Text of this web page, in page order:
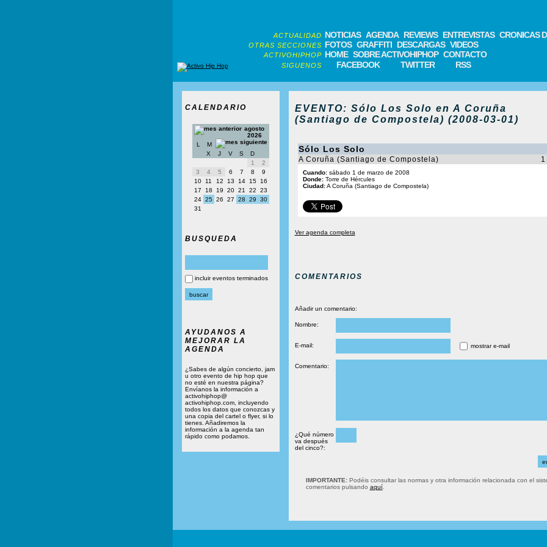
ACTUALIDAD NOTICIAS AGENDA REVIEWS ENTREVISTAS CRONICAS
OTRAS SECCIONES FOTOS GRAFFITI DESCARGAS VIDEOS
ACTIVOHIPHOP HOME SOBRE ACTIVOHIPHOP CONTACTO
SIGUENOS FACEBOOK TWITTER RSS
CALENDARIO
agosto
2026
L
M
X
J V S
D
1
2
3
4 5 6 7 8
9
10
11 12 13 14 15
16
17
18 19 20 21 22
23
24 25 26 27 28 29
30
31
BUSQUEDA
incluir eventos terminados
AYUDANOS A
MEJORAR LA
AGENDA
¿Sabes de algún concierto, jam
u otro evento de hip hop que
no esté en nuestra página?
Envíanos la información a
activohiphop@
activohiphop.com, incluyendo
todos los datos que conozcas y
una copia del cartel o flyer, si lo
tienes. Añadiremos la
información a la agenda tan
rápido como podamos.
EVENTO: Sólo Los Solo en A Coruña
(Santiago de Compostela) (2008-03-01)
Sólo Los Solo
A Coruña (Santiago de Compostela)
Cuando:sábado 1 de marzo de 2008
Donde:Torre de Hércules
Ciudad:A Coruña (Santiago de Compostela)
Ver agenda completa
COMENTARIOS
Añadir un comentario:
Nombre:
E-mail: mostrar e-mail
Comentario:
¿Qué número
va después
del cinco?:
IMPORTANTE:Podéis consultar las normas y otra información relacionada con el
comentarios pulsando aquí.